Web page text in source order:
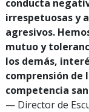
conducta
irrespetuosas y
agresivos.
mutuo y
los demás,
comprensión de
competencia
— Director de